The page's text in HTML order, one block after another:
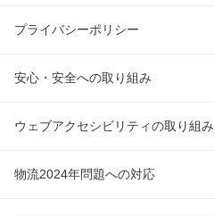
プライバシーポリシー
安心・安全への取り組み
ウェブアクセシビリティの取り組み
物流2024年問題への対応